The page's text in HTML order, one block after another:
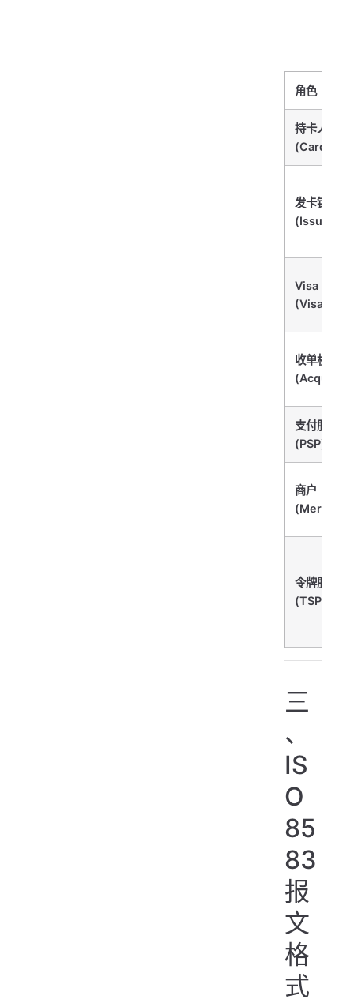
角色
持卡人
发卡银行
(Issuer)
Visa
(VisaNet)
收单机构
(Acquirer)
支付服务商
(PSP)
商户
令牌服务商
(TSP)
三
、
IS
O
85
83
报
文
格
式